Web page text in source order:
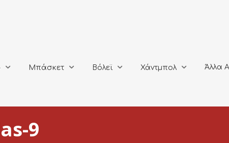
Μπάσκετ Βόλεϊ Χάντμπολ Άλλα
9